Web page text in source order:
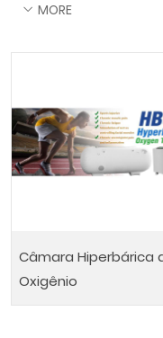
MORE
Câmara Hiperbárica
Oxigênio